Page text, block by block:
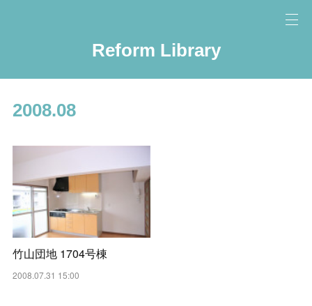
Reform Library
2008.08
竹山団地 1704号棟
2008.07.31 15:00